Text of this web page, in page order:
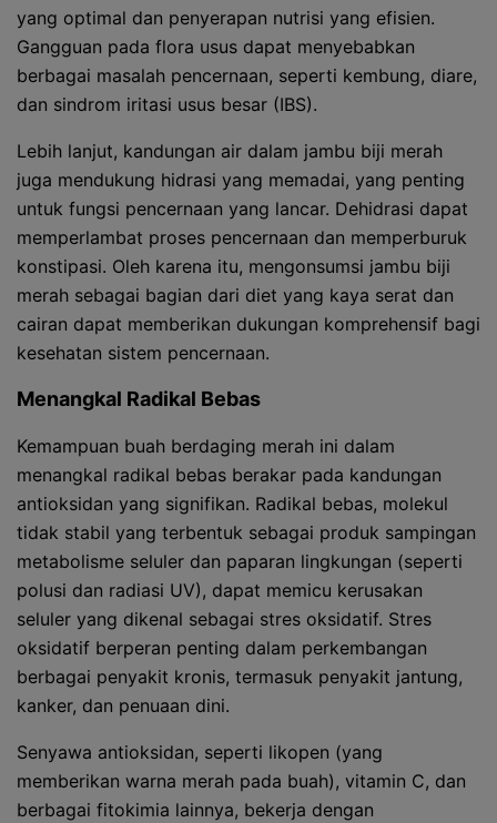
yang optimal dan penyerapan nutrisi yang efisien.
Gangguan pada flora usus dapat menyebabkan
berbagai masalah pencernaan, seperti kembung, diare,
dan sindrom iritasi usus besar (IBS).
Lebih lanjut, kandungan air dalam jambu biji merah
juga mendukung hidrasi yang memadai, yang penting
untuk fungsi pencernaan yang lancar. Dehidrasi dapat
memperlambat proses pencernaan dan memperburuk
konstipasi. Oleh karena itu, mengonsumsi jambu biji
merah sebagai bagian dari diet yang kaya serat dan
cairan dapat memberikan dukungan komprehensif bagi
kesehatan sistem pencernaan.
Menangkal Radikal Bebas
Kemampuan buah berdaging merah ini dalam
menangkal radikal bebas berakar pada kandungan
antioksidan yang signifikan. Radikal bebas, molekul
tidak stabil yang terbentuk sebagai produk sampingan
metabolisme seluler dan paparan lingkungan (seperti
polusi dan radiasi UV), dapat memicu kerusakan
seluler yang dikenal sebagai stres oksidatif. Stres
oksidatif berperan penting dalam perkembangan
berbagai penyakit kronis, termasuk penyakit jantung,
kanker, dan penuaan dini.
Senyawa antioksidan, seperti likopen (yang
memberikan warna merah pada buah), vitamin C, dan
berbagai fitokimia lainnya, bekerja dengan